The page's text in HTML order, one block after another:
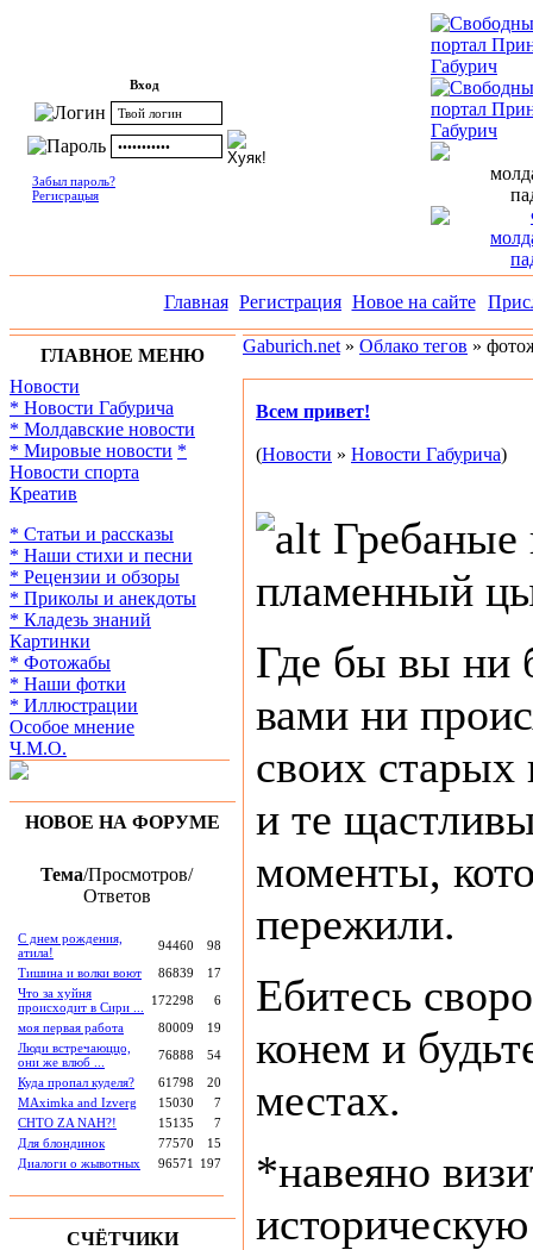
Вход
Забыл пароль?
Регисрацыя
Главная Регистрация Новое на сайте
ГЛАВНОЕ МЕНЮ
Новости
* Новости Габурича
* Молдавские новости
* Мировые новости *
Новости спорта
Креатив
* Статьи и рассказы
* Наши стихи и песни
* Рецензии и обзоры
* Приколы и анекдоты
* Кладезь знаний
Картинки
* Фотожабы
* Наши фотки
* Иллюстрации
Особое мнение
Ч.М.О.
НОВОЕ НА ФОРУМЕ
Тема/Просмотров/
Ответов
С днем рождения,
атила!
94460
98
Тишина и волки воют
86839
17
Что за хуйня
происходит в Сири ...
172298
6
моя первая работа
80009
19
Люди встречаюццо,
они же влюб ...
76888
54
Куда пропал куделя?
61798
20
MAximka and Izverg
15030
7
CHTO ZA NAH?!
15135
7
Для блондинок
77570
15
Диалоги о жывотных
96571 197
СЧЁТЧИКИ
Gaburich.net » Облако тегов »
Всем привет!
(Новости » Новости Габурича)
Гребаные
пламенный
Где бы вы ни
вами ни
своих старых
и те
моменты,
пережили.
Ебитесь
конем и
местах.
*навеяно